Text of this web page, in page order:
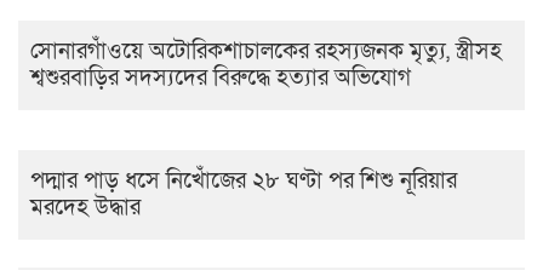
সোনারগাঁওয়ে অটোরিকশাচালকের রহস্যজনক মৃত্যু, স্ত্রীসহ
শ্বশুরবাড়ির সদস্যদের বিরুদ্ধে হত্যার অভিযোগ
পদ্মার পাড় ধসে নিখোঁজের ২৮ ঘণ্টা পর শিশু নূরিয়ার
মরদেহ উদ্ধার